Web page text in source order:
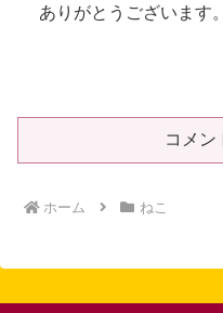
ありがとうございます。
コメン
ホーム ねこ